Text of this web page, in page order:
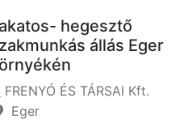
hegesztő
állás Eger
FRENYÓ ÉS TÁRSAI Kft.
Eger